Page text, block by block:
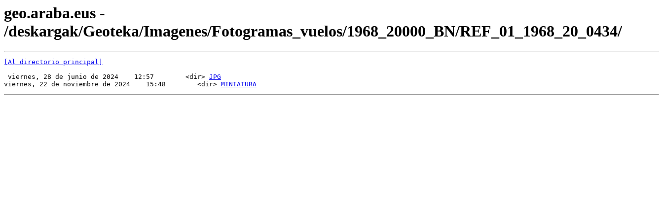
geo.araba.eus -
/deskargak/Geoteka/Imagenes/Fotogramas_vuelos/1968_20000_BN/REF_01_1968_20_0434/
[Al directorio principal]
viernes, 28 de junio de 2024    12:57        <dir> JPG
viernes, 22 de noviembre de 2024    15:48        <dir> MINIATURA